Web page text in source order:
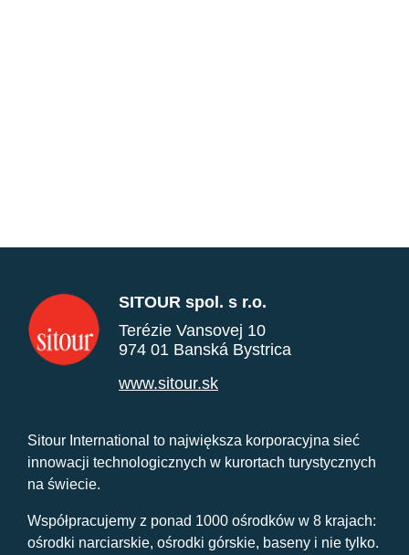
SITOUR spol. s r.o.
Terézie Vansovej 10
974 01 Banská Bystrica
www.sitour.sk
Sitour International to największa korporacyjna sieć
innowacji technologicznych w kurortach turystycznych
na świecie.
Współpracujemy z ponad 1000 ośrodków w 8 krajach:
ośrodki narciarskie, ośrodki górskie, baseny i nie tylko.